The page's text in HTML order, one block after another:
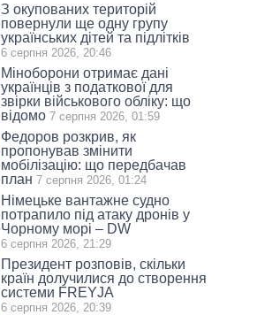
З окупованих територій
повернули ще одну групу
українських дітей та підлітків
6 серпня 2026, 20:46
Міноборони отримає дані
українців з податкової для
звірки військового обліку: що
відомо 7 серпня 2026, 01:59
Федоров розкрив, як
пропонував змінити
мобілізацію: що передбачав
план 7 серпня 2026, 01:24
Німецьке вантажне судно
потрапило під атаку дронів у
Чорному морі – DW
6 серпня 2026, 21:29
Президент розповів, скільки
країн долучилися до створення
системи FREYJA
6 серпня 2026, 20:39